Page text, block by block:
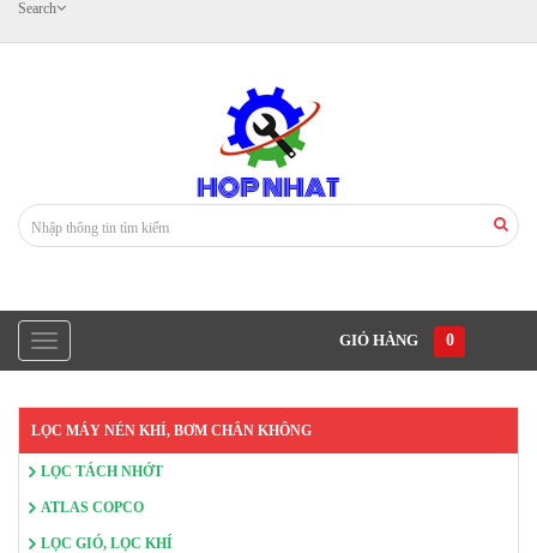
Search
GIỎ HÀNG 0
LỌC MÁY NÉN KHÍ, BƠM CHÂN KHÔNG
LỌC TÁCH NHỚT
ATLAS COPCO
LỌC GIÓ, LỌC KHÍ